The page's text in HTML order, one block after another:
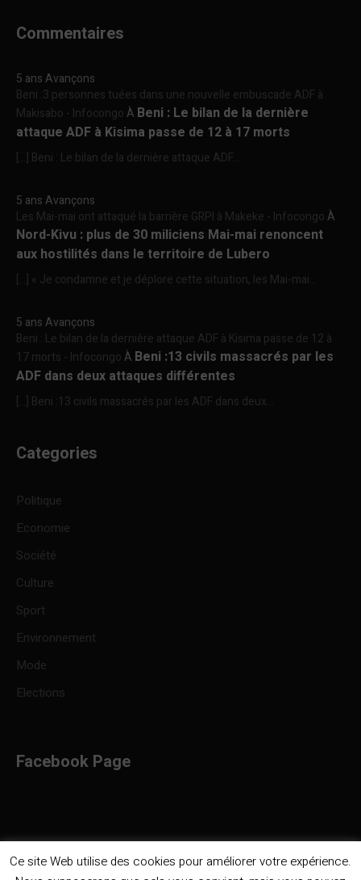
Commentaires
5 ans Avançons
Beni :3 personnes tuées dans une nouvelle embuscade ADF à
Makisabo - InfocongoÀ Beni : Le bilan de la dernière
attaque ADF à Kisima passe de 12 à 17 morts
[…] Beni : Le bilan de la dernière attaque ADF...
5 ans Avançons
Les Mai-mai ont attaqué la barrière GRPI à Makeke - InfocongoÀ
Nord-Kivu : plus de 30 miliciens Mai-mai renoncent
aux hostilités dans le territoire de Lubero
[…] « Je condamne et je déplore cette situation, les Mai-mai...
5 ans Avançons
Beni : Le bilan de la dernière attaque ADF à Kisima passe de 12 à
17 morts - InfocongoÀ Beni :13 civils massacrés par les
ADF dans deux attaques différentes
[…] Beni :13 civils massacrés par les ADF dans deux...
Categories
Politique
Economie
Société
Culture
Sport
Environnement
Mode
Elections
Facebook Page
Ce site Web utilise des cookies pour améliorer votre expérience.